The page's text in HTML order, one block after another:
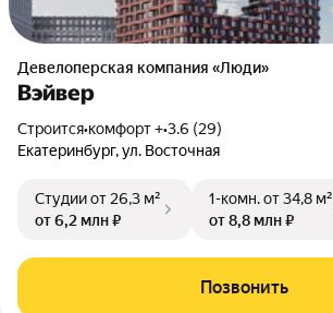
Девелоперская компания «Люди»
Вэйвер
Строится•комфорт +•3.6 (29)
Екатеринбург,ул. Восточная
Студииот 26,3 м²
от 6,2 млн ₽
1-комн.от 34,8 м²
от 8,8 млн ₽
Позвонить